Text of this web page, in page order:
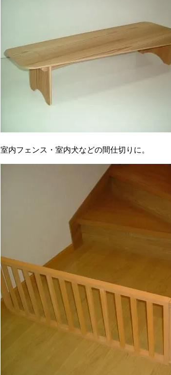
室内フェンス・室内犬などの間仕切りに。